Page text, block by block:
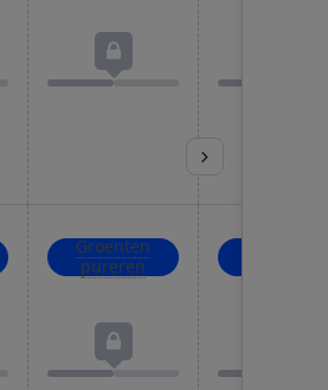
Groenten
pureren